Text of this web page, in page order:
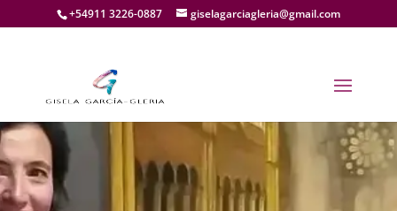
+54911 3226-0887 giselagarciagleria@gmail.com